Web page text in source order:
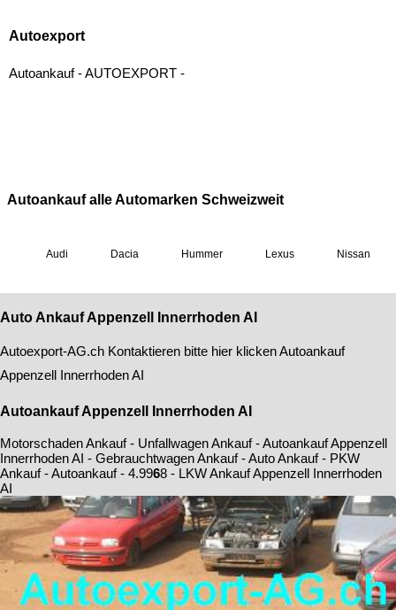
Auto Ankauf Appenzell Innerrhoden AI
Autoexport-AG.ch Kontaktieren bitte hier klickenAutoankauf
Appenzell Innerrhoden AI
Autoankauf Appenzell Innerrhoden AI
Motorschaden Ankauf - Unfallwagen Ankauf - Autoankauf Appenzell
Innerrhoden AI - Gebrauchtwagen Ankauf - Auto Ankauf - PKW
Ankauf - Autoankauf - 4.9968 - LKW Ankauf Appenzell Innerrhoden
AI